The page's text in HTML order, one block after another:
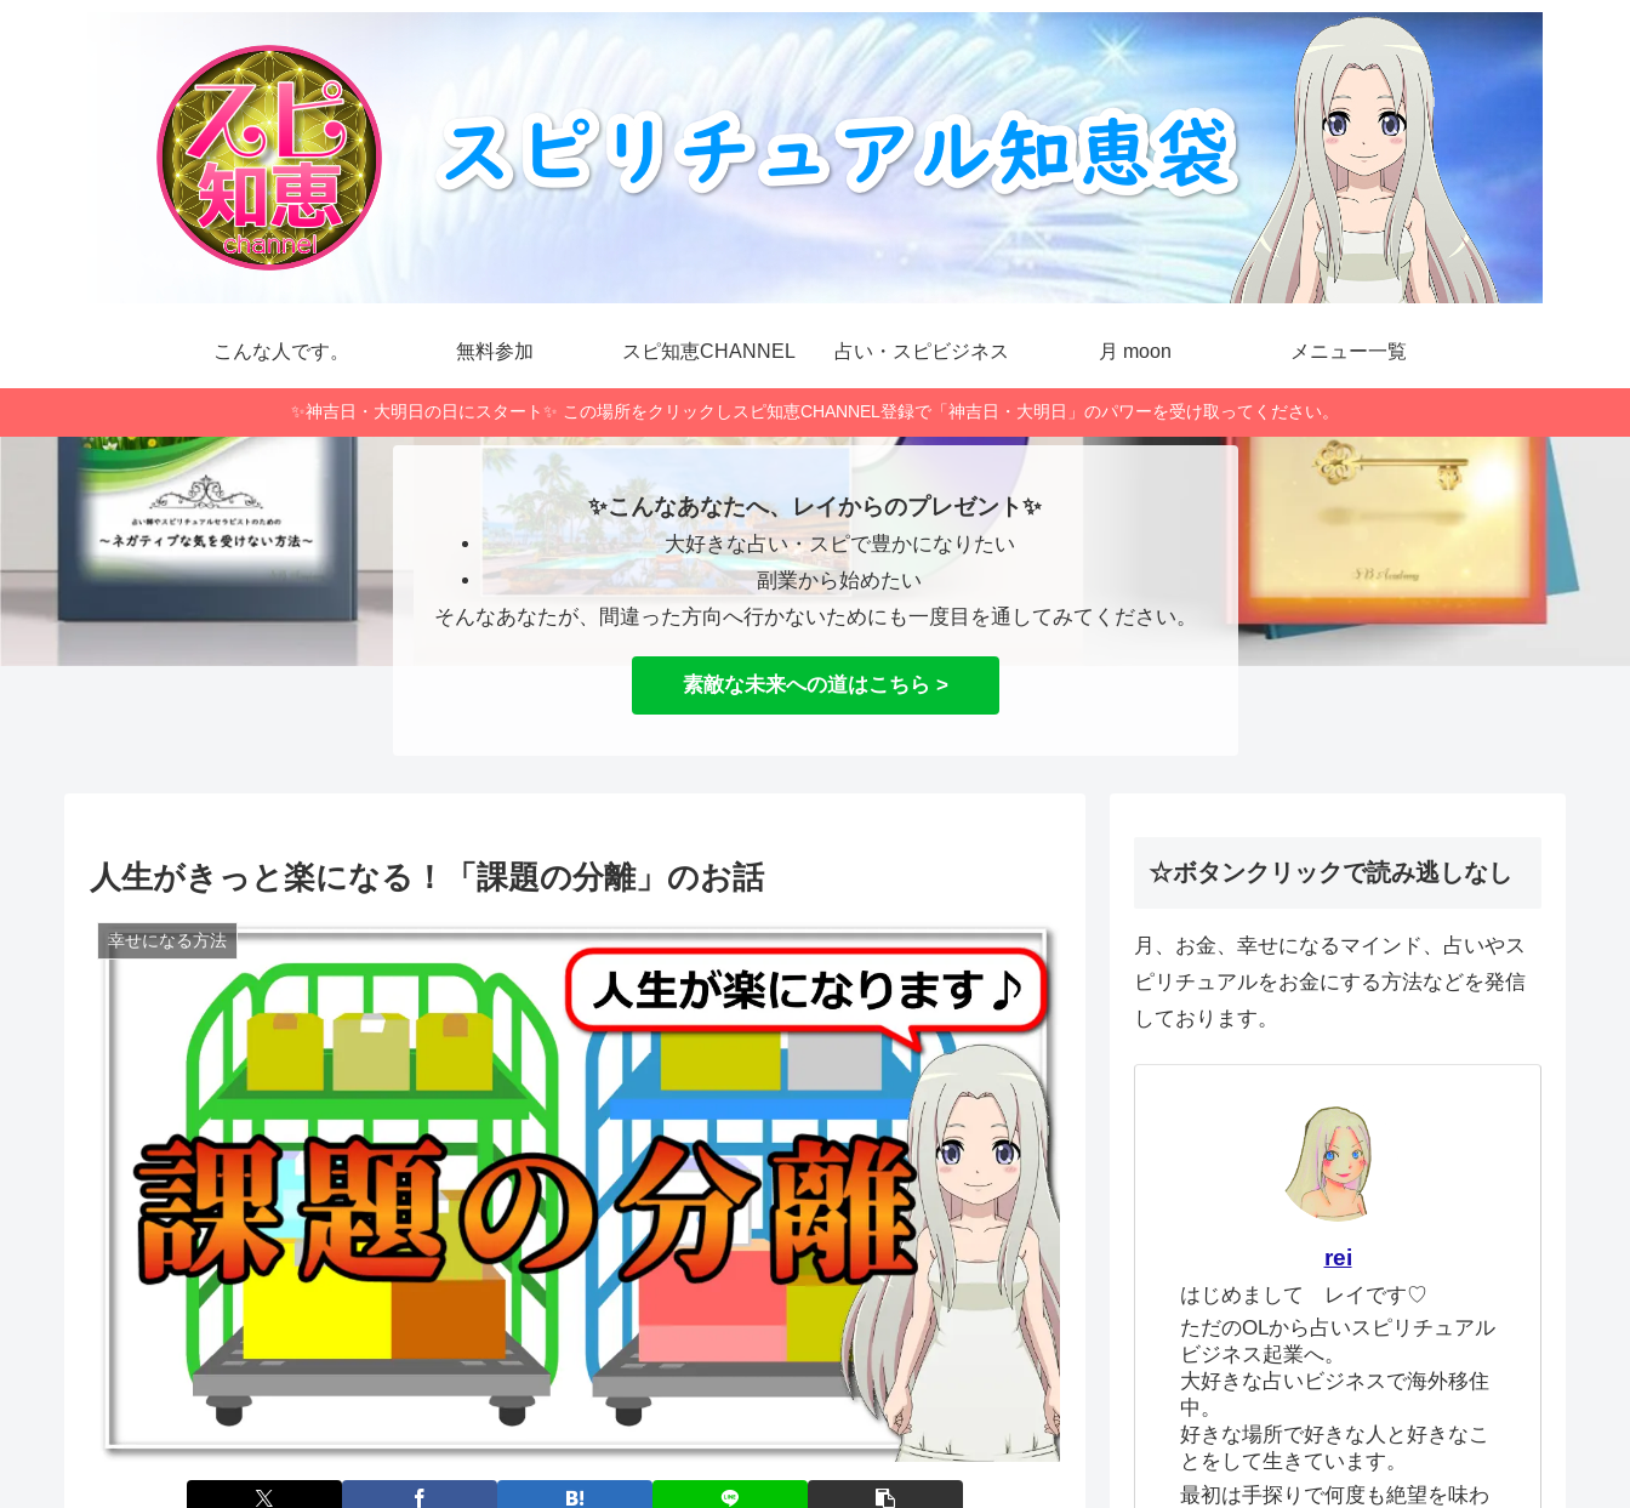
こんな人です。 無料参加 スピ知恵CHANNEL 占い・スピビジネス 月 moon メニュー一覧
✨神吉日・大明日の日にスタート✨ この場所をクリックしスピ知恵CHANNEL登録で「神吉日・大明日」のパワーを受け取ってください。
✨こんなあなたへ、レイからのプレゼント✨
大好きな占い・スピで豊かになりたい
副業から始めたい
そんなあなたが、間違った方向へ行かないためにも一度目を通してみてください。
素敵な未来への道はこちら >
人生がきっと楽になる！「課題の分離」のお話
幸せになる方法
☆ボタンクリックで読み逃しなし
月、お金、幸せになるマインド、占いやス
ピリチュアルをお金にする方法などを発信
しております。
rei
はじめまして レイです♡
ただのOLから占いスピリチュアル
ビジネス起業へ。
大好きな占いビジネスで海外移住
中。
好きな場所で好きな人と好きなこ
とをして生きています。
最初は手探りで何度も絶望を味わ